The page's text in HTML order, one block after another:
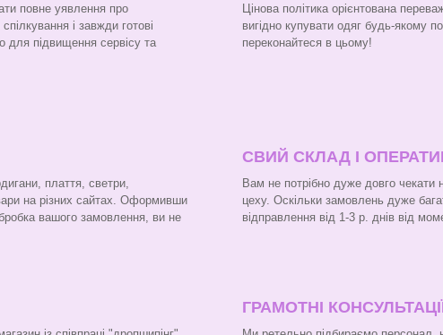
повне уявлення про
і завжди готові
для підвищення сервісу та
Цінова політика орієнтована
вигідно купувати одяг будь-якому
переконайтеся в цьому!
плаття, светри,
на різних сайтах. Оформивши
вашого замовлення, ви не
СВИЙ СКЛАД І
Вам не потрібно дуже довго чекати
цеху. Оскільки замовлень дуже
відправлення від 1-3 р. днів від
ГРАМОТНІ